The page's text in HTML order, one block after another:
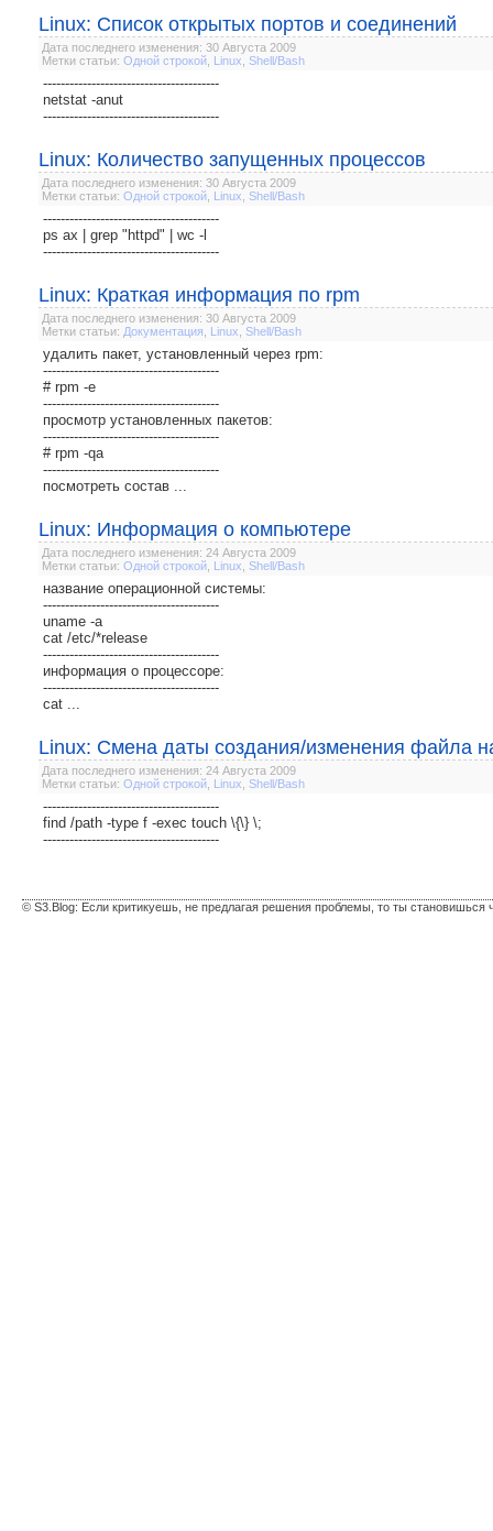
Linux: Список открытых портов и соединений
Дата последнего изменения: 30 Августа 2009
Метки статьи: Одной строкой Linux Shell/Bash
----------------------------------------
netstat -anut
----------------------------------------
Linux: Количество запущенных процессов
Дата последнего изменения: 30 Августа 2009
Метки статьи: Одной строкой Linux Shell/Bash
----------------------------------------
ps ax | grep "httpd" | wc -l
----------------------------------------
Linux: Краткая информация по rpm
Дата последнего изменения: 30 Августа 2009
Метки статьи: Документация Linux Shell/Bash
удалить пакет, установленный через rpm:
----------------------------------------
# rpm -e
----------------------------------------
просмотр установленных пакетов:
----------------------------------------
# rpm -qa
----------------------------------------
посмотреть состав ...
Linux: Информация о компьютере
Дата последнего изменения: 24 Августа 2009
Метки статьи: Одной строкой Linux Shell/Bash
название операционной системы:
----------------------------------------
uname -a
cat /etc/*release
----------------------------------------
информация о процессоре:
----------------------------------------
cat ...
Linux: Смена даты создания/изменения файла
Дата последнего изменения: 24 Августа 2009
Метки статьи: Одной строкой Linux Shell/Bash
----------------------------------------
find /path -type f -exec touch \{\} \;
----------------------------------------
© S3.Blog: Если критикуешь, не предлагая решения проблемы, то ты становишься